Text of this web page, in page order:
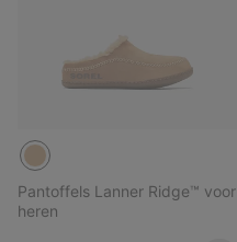
Pantoffels Lanner Ridge™ voor
heren